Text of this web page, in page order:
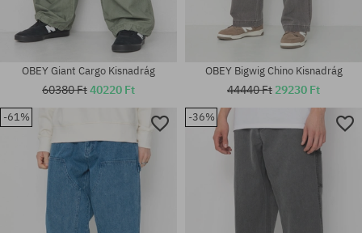
Elérhető méretek:
31; 32; 33; 34
Elérhető méretek:
31; 32; 34
OBEY Giant Cargo Kisnadrág
60380 Ft40220 Ft
OBEY Bigwig Chino Kisnadrág
44440 Ft 29230 Ft
-61% -36%